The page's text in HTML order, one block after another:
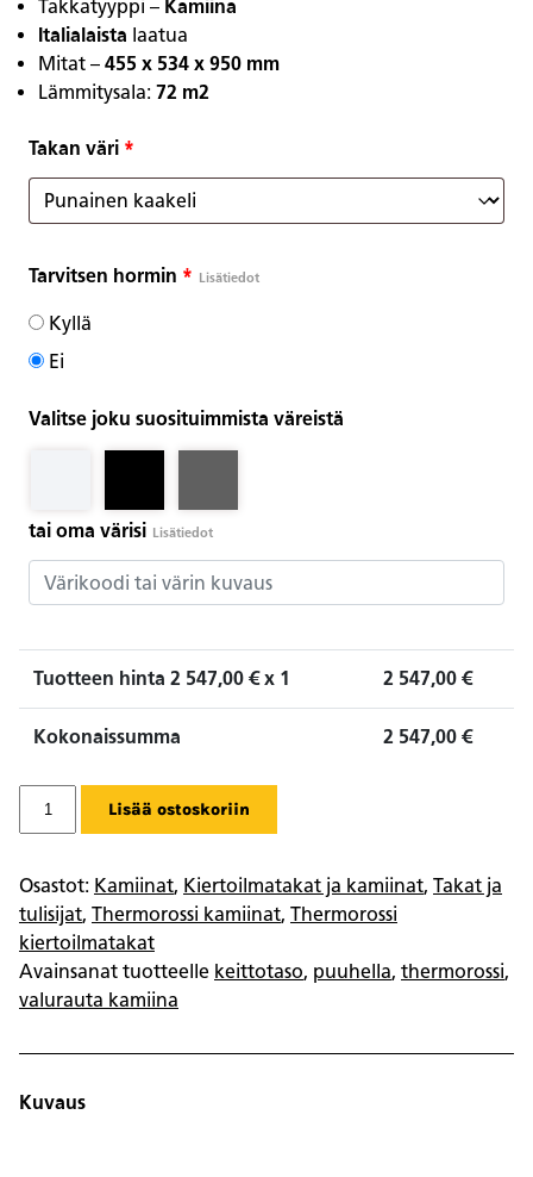
Takkatyyppi – Kamiina
Italialaista laatua
Mitat – 455 x 534 x 950 mm
Lämmitysala: 72 m2
Takan väri *
Tarvitsen hormin * Lisätiedot
Kyllä
Ei
Valitse joku suosituimmista väreistä
tai oma värisi Lisätiedot
Tuotteen hinta 2 547,00 € x 1 2 547,00 €
Kokonaissumma 2 547,00 €
Thermorossi
määrä
Lisää ostoskoriin
Osastot: Kamiinat, Kiertoilmatakat ja kamiinat, Takat ja
tulisijat, Thermorossi kamiinat, Thermorossi
kiertoilmatakat
Avainsanat tuotteelle keittotaso, puuhella, thermorossi,
valurauta kamiina
Kuvaus